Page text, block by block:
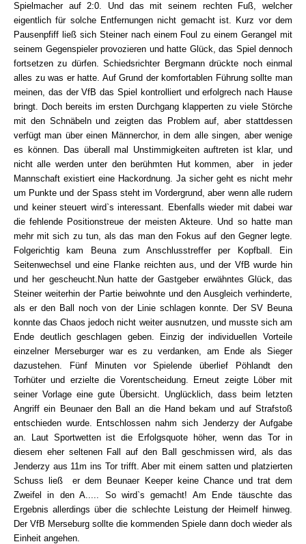
Spielmacher auf 2:0. Und das mit seinem rechten Fuß, welcher
eigentlich für solche Entfernungen nicht gemacht ist. Kurz vor dem
Pausenpfiff ließ sich Steiner nach einem Foul zu einem Gerangel mit
seinem Gegenspieler provozieren und hatte Glück, das Spiel dennoch
fortsetzen zu dürfen. Schiedsrichter Bergmann drückte noch einmal
alles zu was er hatte. Auf Grund der komfortablen Führung sollte man
meinen, das der VfB das Spiel kontrolliert und erfolgrech nach Hause
bringt. Doch bereits im ersten Durchgang klapperten zu viele Störche
mit den Schnäbeln und zeigten das Problem auf, aber stattdessen
verfügt man über einen Männerchor, in dem alle singen, aber wenige
es können. Das überall mal Unstimmigkeiten auftreten ist klar, und
nicht alle werden unter den berühmten Hut kommen, aber in jeder
Mannschaft existiert eine Hackordnung. Ja sicher geht es nicht mehr
um Punkte und der Spass steht im Vordergrund, aber wenn alle rudern
und keiner steuert wird`s interessant. Ebenfalls wieder mit dabei war
die fehlende Positionstreue der meisten Akteure. Und so hatte man
mehr mit sich zu tun, als das man den Fokus auf den Gegner legte.
Folgerichtig kam Beuna zum Anschlusstreffer per Kopfball. Ein
Seitenwechsel und eine Flanke reichten aus, und der VfB wurde hin
und her gescheucht.Nun hatte der Gastgeber erwähntes Glück, das
Steiner weiterhin der Partie beiwohnte und den Ausgleich verhinderte,
als er den Ball noch von der Linie schlagen konnte. Der SV Beuna
konnte das Chaos jedoch nicht weiter ausnutzen, und musste sich am
Ende deutlich geschlagen geben. Einzig der individuellen Vorteile
einzelner Merseburger war es zu verdanken, am Ende als Sieger
dazustehen. Fünf Minuten vor Spielende überlief Pöhlandt den
Torhüter und erzielte die Vorentscheidung. Erneut zeigte Löber mit
seiner Vorlage eine gute Übersicht. Unglücklich, dass beim letzten
Angriff ein Beunaer den Ball an die Hand bekam und auf Strafstoß
entschieden wurde. Entschlossen nahm sich Jenderzy der Aufgabe
an. Laut Sportwetten ist die Erfolgsquote höher, wenn das Tor in
diesem eher seltenen Fall auf den Ball geschmissen wird, als das
Jenderzy aus 11m ins Tor trifft. Aber mit einem satten und platzierten
Schuss ließ er dem Beunaer Keeper keine Chance und trat dem
Zweifel in den A..... So wird`s gemacht! Am Ende täuschte das
Ergebnis allerdings über die schlechte Leistung der Heimelf hinweg.
Der VfB Merseburg sollte die kommenden Spiele dann doch wieder als
Einheit angehen.